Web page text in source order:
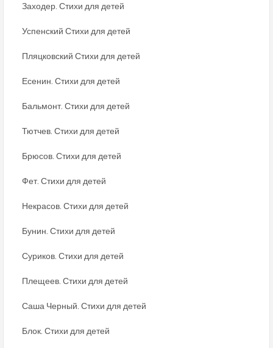
Заходер. Стихи для детей
Успенский Стихи для детей
Пляцковский Стихи для детей
Есенин. Стихи для детей
Бальмонт. Стихи для детей
Тютчев. Стихи для детей
Брюсов. Стихи для детей
Фет. Стихи для детей
Некрасов. Стихи для детей
Бунин. Стихи для детей
Суриков. Стихи для детей
Плещеев. Стихи для детей
Саша Черный. Стихи для детей
Блок. Стихи для детей